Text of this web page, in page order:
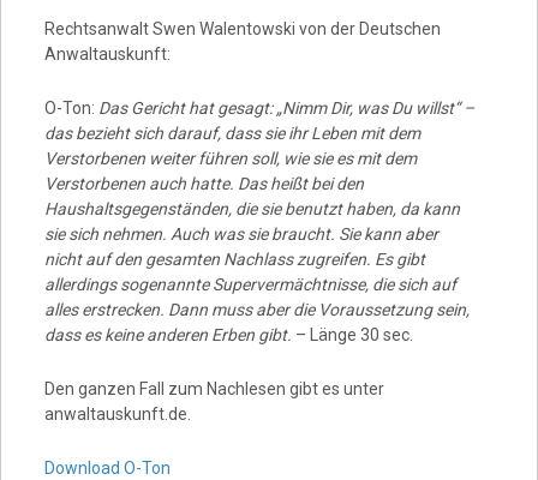
Rechtsanwalt Swen Walentowski von der Deutschen
Anwaltauskunft:
O-Ton: Das Gericht hat gesagt: „Nimm Dir, was Du willst“ –
das bezieht sich darauf, dass sie ihr Leben mit dem
Verstorbenen weiter führen soll, wie sie es mit dem
Verstorbenen auch hatte. Das heißt bei den
Haushaltsgegenständen, die sie benutzt haben, da kann
sie sich nehmen. Auch was sie braucht. Sie kann aber
nicht auf den gesamten Nachlass zugreifen. Es gibt
allerdings sogenannte Supervermächtnisse, die sich auf
alles erstrecken. Dann muss aber die Voraussetzung sein,
dass es keine anderen Erben gibt. – Länge 30 sec.
Den ganzen Fall zum Nachlesen gibt es unter
anwaltauskunft.de.
Download O-Ton